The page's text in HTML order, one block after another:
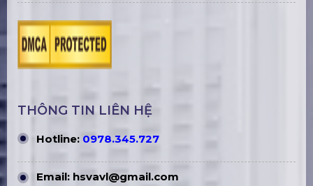
THÔNG TIN LIÊN HỆ
Hotline: 0978.345.727
Email: hsvavl@gmail.com